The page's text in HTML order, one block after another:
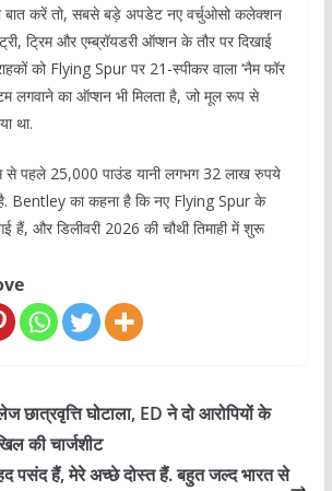
बात करें तो, सबसे बड़े अपडेट नए वर्चुओसो कलेक्शन
ट्रिम और एम्ब्रॉयडरी ऑप्शन के तौर पर दिखाई
को Flying Spur पर 21-स्पीकर वाला ‘नैम फॉर
लगवाने का ऑप्शन भी मिलता है, जो मूल रूप से
था.
पहले 25,000 पाउंड यानी लगभग 32 लाख रुपये
Bentley का कहना है कि नए Flying Spur के
हैं, और डिलीवरी 2026 की चौथी तिमाही में शुरू
छात्रवृत्ति घोटाला, ED ने दो आरोपियों के
की चार्जशीट
पसंद हैं, मेरे अच्छे दोस्त हैं. बहुत जल्द भारत से